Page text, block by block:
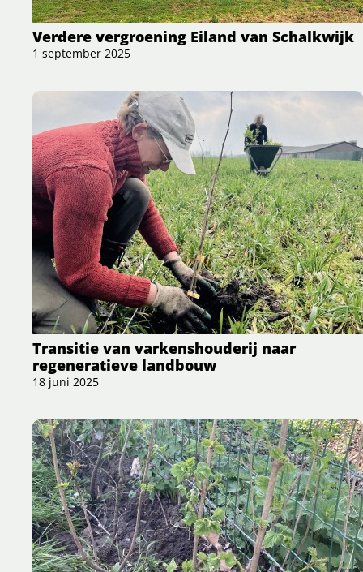
Verdere vergroening Eiland van Schalkwijk
1 september 2025
Transitie van varkenshouderij naar
regeneratieve landbouw
18 juni 2025